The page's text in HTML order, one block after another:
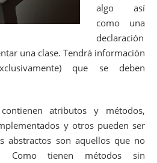
algo así
como una
declaración
una clase. Tendrá información
que se deben
atributos y métodos,
y otros pueden ser
abstractos son aquellos que no
Como tienen métodos sin